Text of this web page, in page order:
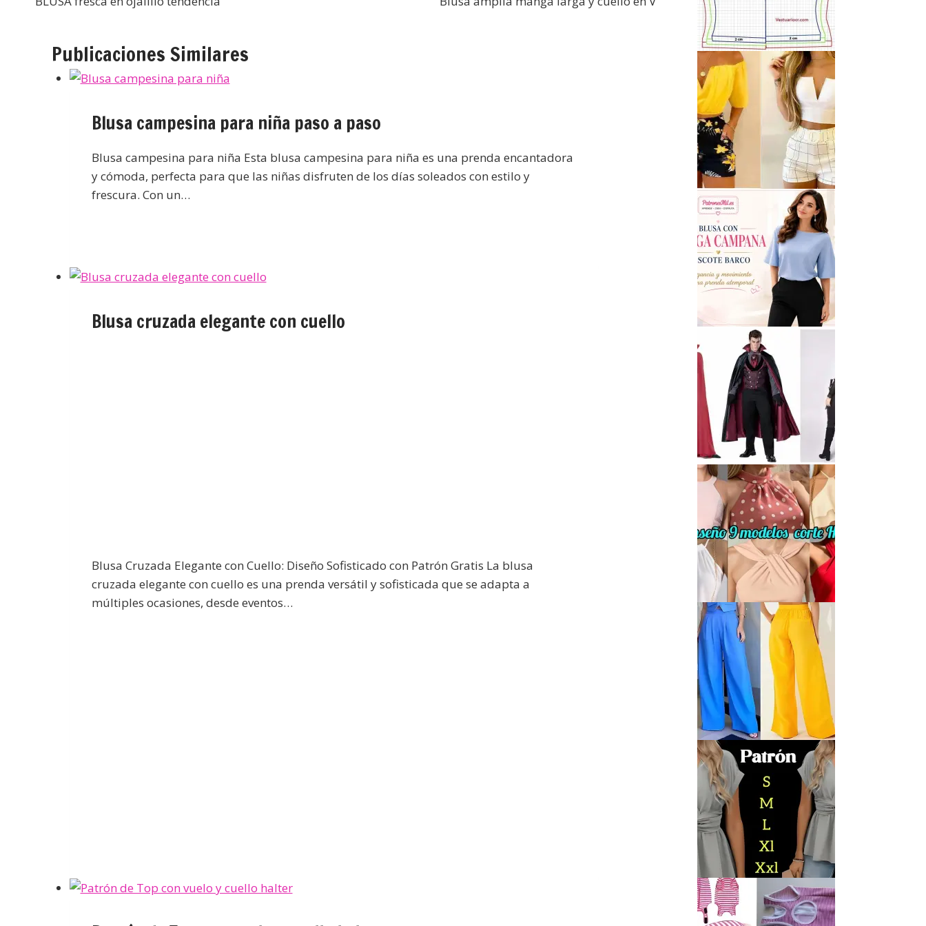
Publicaciones Similares
Blusa campesina para niña paso a paso
Blusa campesina para niña Esta blusa campesina para niña es una prenda encantadora
y cómoda, perfecta para que las niñas disfruten de los días soleados con estilo y
frescura. Con un…
Blusa cruzada elegante con cuello
Blusa Cruzada Elegante con Cuello: Diseño Sofisticado con Patrón Gratis La blusa
cruzada elegante con cuello es una prenda versátil y sofisticada que se adapta a
múltiples ocasiones, desde eventos…